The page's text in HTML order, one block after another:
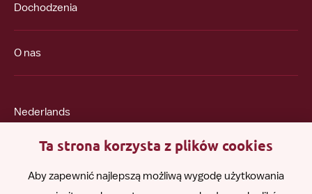
Dochodzenia
O nas
Nederlands
Ta strona korzysta z plików cookies
Aby zapewnić najlepszą możliwą wygodę użytkowania